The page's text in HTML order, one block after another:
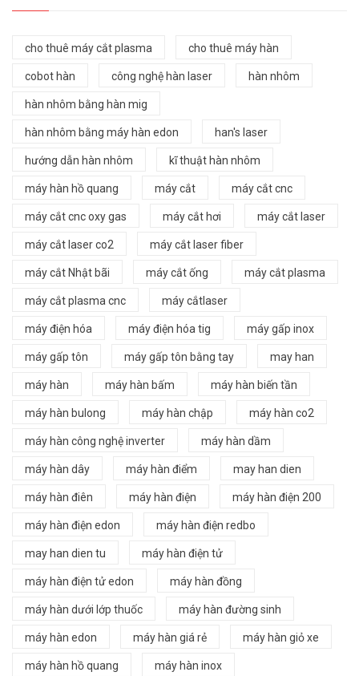
cho thuê máy cắt plasma cho thuê máy hàn
cobot hàn công nghệ hàn laser hàn nhôm
hàn nhôm bằng hàn mig
hàn nhôm bằng máy hàn edon han's laser
hướng dẫn hàn nhôm kĩ thuật hàn nhôm
máy hàn hồ quang máy cắt máy cắt cnc
máy cắt cnc oxy gas máy cắt hơi máy cắt laser
máy cắt laser co2 máy cắt laser fiber
máy cắt Nhật bãi máy cắt ống máy cắt plasma
máy cắt plasma cnc máy cắtlaser
máy điện hóa máy điện hóa tig máy gấp inox
máy gấp tôn máy gấp tôn bằng tay may han
máy hàn máy hàn bấm máy hàn biến tần
máy hàn bulong máy hàn chập máy hàn co2
máy hàn công nghệ inverter máy hàn dầm
máy hàn dây máy hàn điểm may han dien
máy hàn điên máy hàn điện máy hàn điện 200
máy hàn điện edon máy hàn điện redbo
may han dien tu máy hàn điện tử
máy hàn điện tử edon máy hàn đồng
máy hàn dưới lớp thuốc máy hàn đường sinh
máy hàn edon máy hàn giá rẻ máy hàn giỏ xe
máy hàn hồ quang máy hàn inox